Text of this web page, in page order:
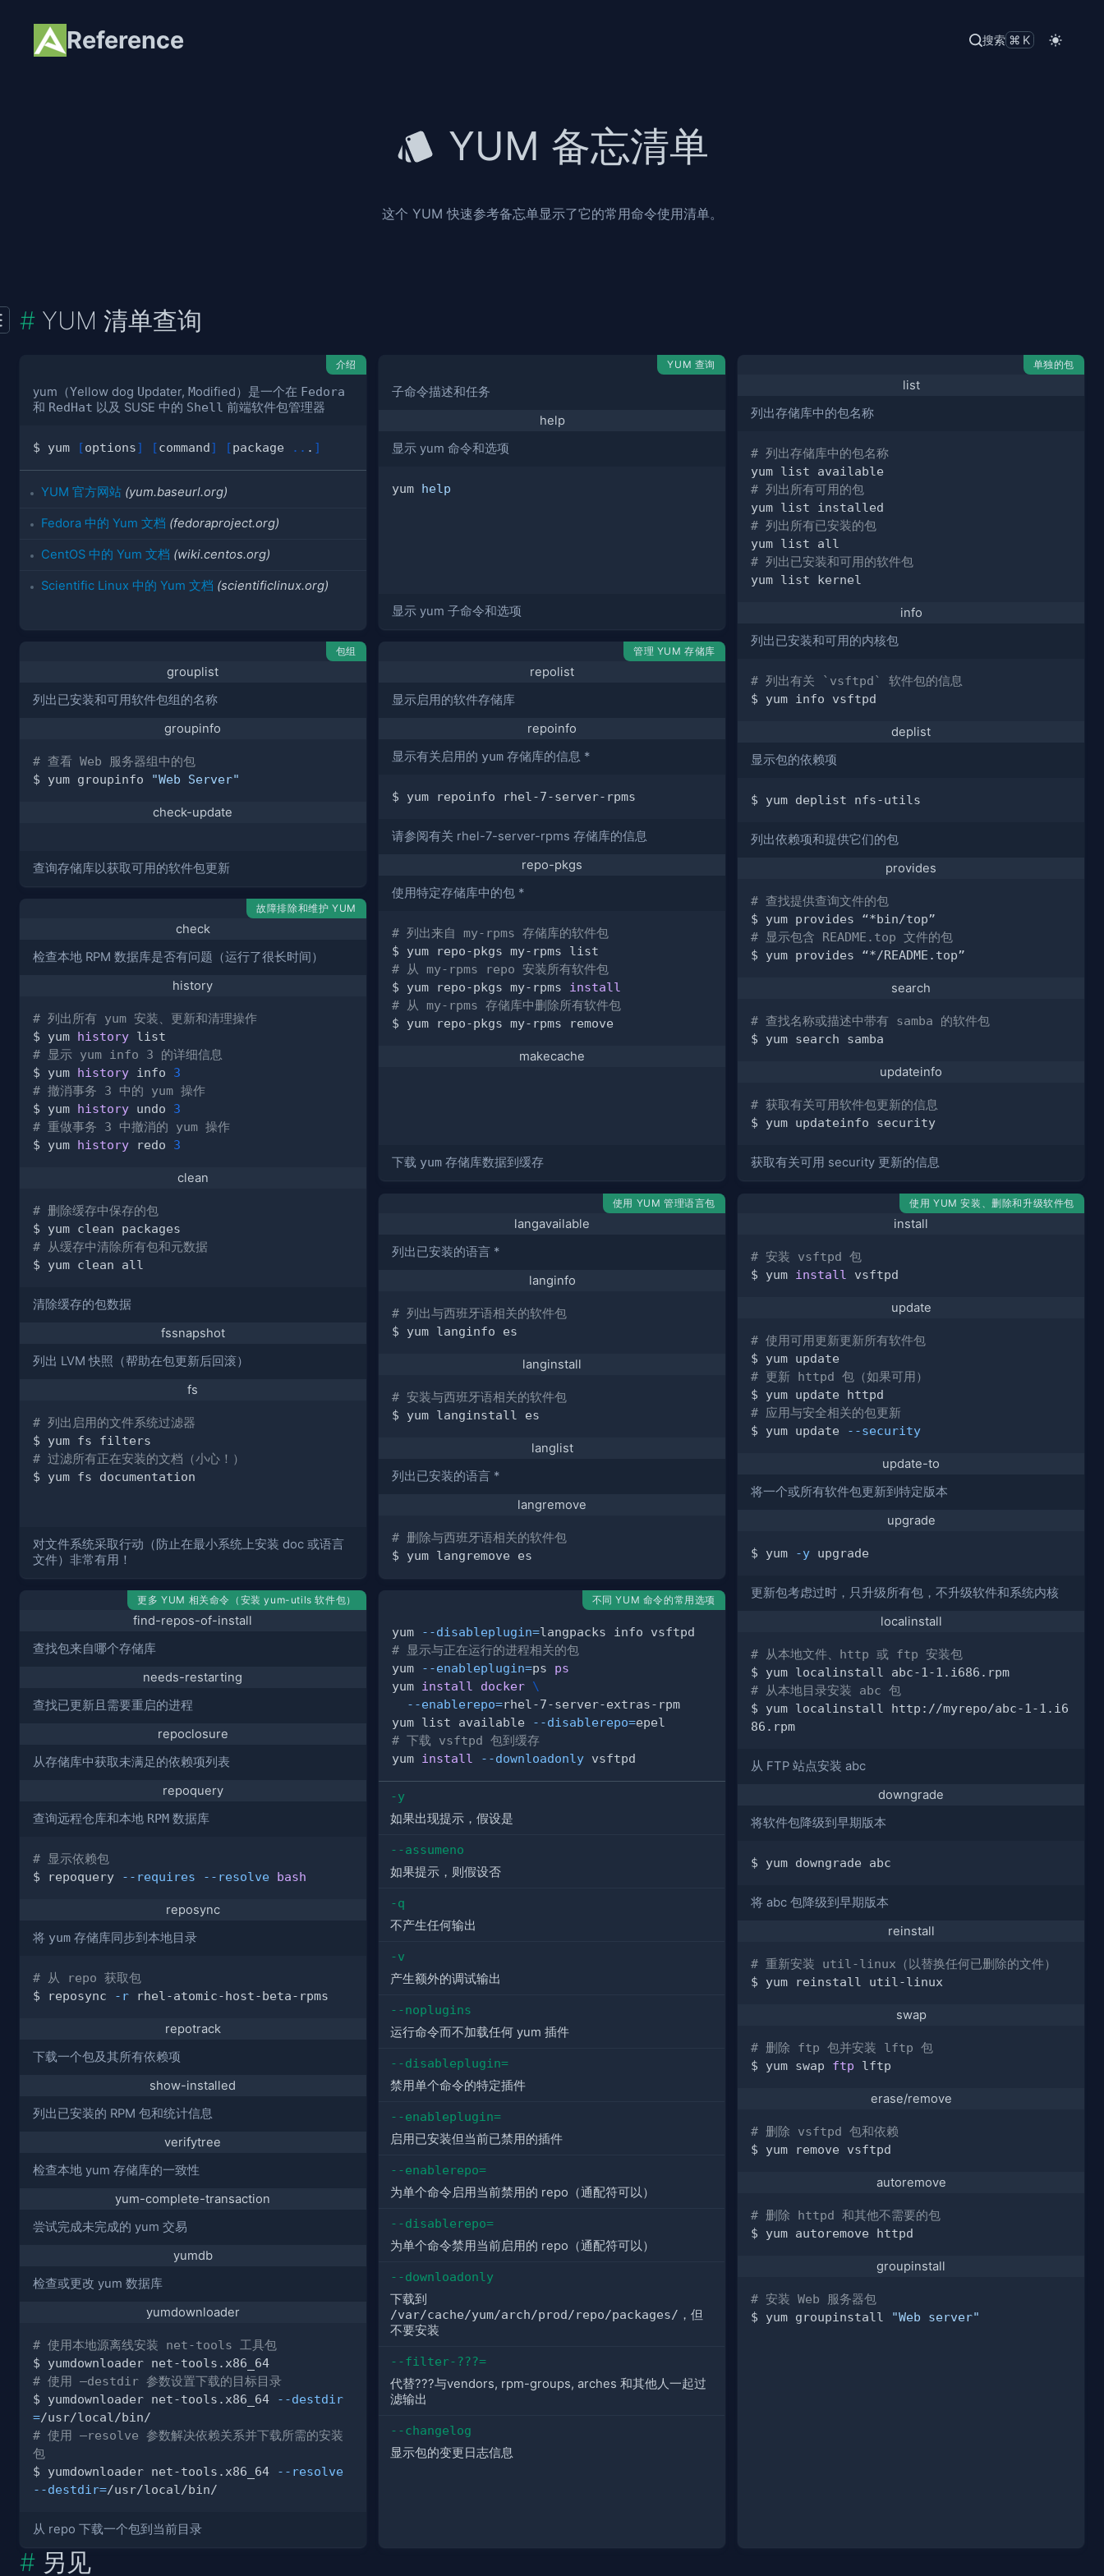
Reference 搜索 ⌘K
YUM 备忘清单
这个 YUM 快速参考备忘单显示了它的常用命令使用清单。
YUM 清单查询
介绍
yum（Yellow dog Updater, Modified）是一个在 Fedora
和 RedHat 以及 SUSE 中的 Shell 前端软件包管理器
$ yum [options] [command] [package .. . ]
YUM 官方网站 (yum.baseurl.org)
Fedora 中的 Yum 文档 (fedoraproject.org)
CentOS 中的 Yum 文档 (wiki.centos.org)
Scientific Linux 中的 Yum 文档 (scientificlinux.org)
YUM 查询
子命令描述和任务
help
显示 yum 命令和选项
yum help
显示 yum 子命令和选项
单独的包
list
列出存储库中的包名称
# 列出存储库中的包名称
# 列出所有可用的包
# 列出所有已安装的包
# 列出已安装和可用的软件包
info
列出已安装和可用的内核包
# 列出有关 `vsftpd` 软件包的信息
deplist
显示包的依赖项
列出依赖项和提供它们的包
provides
# 查找提供查询文件的包
# 显示包含 README.top 文件的包
search
# 查找名称或描述中带有 samba 的软件包
updateinfo
# 获取有关可用软件包更新的信息
获取有关可用 security 更新的信息
包组
grouplist
列出已安装和可用软件包组的名称
groupinfo
# 查看 Web 服务器组中的包
$ yum groupinfo
"Web Server"
check-update
查询存储库以获取可用的软件包更新
管理 YUM 存储库
repolist
显示启用的软件存储库
repoinfo
显示有关启用的 yum 存储库的信息 *
请参阅有关 rhel-7-server-rpms 存储库的信息
repo-pkgs
使用特定存储库中的包 *
# 列出来自 my-rpms 存储库的软件包
# 从 my-rpms repo 安装所有软件包
$ yum repo-pkgs my-rpms install
# 从 my-rpms 存储库中删除所有软件包
makecache
下载 yum 存储库数据到缓存
故障排除和维护 YUM
check
检查本地 RPM 数据库是否有问题（运行了很长时间）
history
# 列出所有 yum 安装、更新和清理操作
$ yum history
# 显示 yum info 3 的详细信息
$ yum history info 3
# 撤消事务 3 中的 yum 操作
$ yum history undo 3
# 重做事务 3 中撤消的 yum 操作
$ yum history redo 3
clean
# 删除缓存中保存的包
# 从缓存中清除所有包和元数据
清除缓存的包数据
fssnapshot
列出 LVM 快照（帮助在包更新后回滚）
fs
# 列出启用的文件系统过滤器
# 过滤所有正在安装的文档（小心！）
对文件系统采取行动（防止在最小系统上安装 doc 或语言
文件）非常有用！
使用 YUM 管理语言包
langavailable
列出已安装的语言 *
langinfo
# 列出与西班牙语相关的软件包
langinstall
# 安装与西班牙语相关的软件包
langlist
列出已安装的语言 *
langremove
# 删除与西班牙语相关的软件包
使用 YUM 安装、删除和升级软件包
install
# 安装 vsftpd 包
$ yum install
update
# 使用可用更新更新所有软件包
# 更新 httpd 包（如果可用）
# 应用与安全相关的包更新
$ yum update
--security
update-to
将一个或所有软件包更新到特定版本
upgrade
$ yum -y
更新包考虑过时，只升级所有包，不升级软件和系统内核
localinstall
# 从本地文件、http 或 ftp 安装包
# 从本地目录安装 abc 包
$ yum localinstall http://myrepo/abc-1-1.i6
从 FTP 站点安装 abc
downgrade
将软件包降级到早期版本
将 abc 包降级到早期版本
reinstall
# 重新安装 util-linux（以替换任何已删除的文件）
swap
# 删除 ftp 包并安装 lftp 包
$ yum swap ftp
erase/remove
# 删除 vsftpd 包和依赖
autoremove
# 删除 httpd 和其他不需要的包
groupinstall
# 安装 Web 服务器包
$ yum groupinstall
"Web server"
更多 YUM 相关命令（安装 yum-utils 软件包）
find-repos-of-install
查找包来自哪个存储库
needs-restarting
查找已更新且需要重启的进程
repoclosure
从存储库中获取未满足的依赖项列表
repoquery
查询远程仓库和本地 RPM 数据库
# 显示依赖包
$ repoquery
--requires --resolve bash
reposync
将 yum 存储库同步到本地目录
# 从 repo 获取包
$ reposync
-r
repotrack
下载一个包及其所有依赖项
show-installed
列出已安装的 RPM 包和统计信息
verifytree
检查本地 yum 存储库的一致性
yum-complete-transaction
尝试完成未完成的 yum 交易
yumdb
检查或更改 yum 数据库
yumdownloader
# 使用本地源离线安装 net-tools 工具包
# 使用 –destdir 参数设置下载的目标目录
$ yumdownloader net-tools.x86_64
--destdir
=
# 使用 –resolve 参数解决依赖关系并下载所需的安装
包
$ yumdownloader net-tools.x86_64
--resolve
--destdir=
从 repo 下载一个包到当前目录
不同 YUM 命令的常用选项
yum --disableplugin=
# 显示与正在运行的进程相关的包
yum
--enableplugin=ps ps
yum install docker \
--enablerepo=
yum list available
--disablerepo=
# 下载 vsftpd 包到缓存
yum install --downloadonly
-y
如果出现提示，假设是
--assumeno
如果提示，则假设否
-q
不产生任何输出
-v
产生额外的调试输出
--noplugins
运行命令而不加载任何 yum 插件
--disableplugin=
禁用单个命令的特定插件
--enableplugin=
启用已安装但当前已禁用的插件
--enablerepo=
为单个命令启用当前禁用的 repo（通配符可以）
--disablerepo=
为单个命令禁用当前启用的 repo（通配符可以）
--downloadonly
下载到
/var/cache/yum/arch/prod/repo/packages/ ，但
不要安装
--filter-???=
代替???与vendors, rpm-groups, arches 和其他人一起过
滤输出
--changelog
显示包的变更日志信息
另见